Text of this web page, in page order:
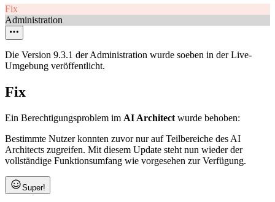
Fix
Administration
Die Version 9.3.1 der Administration wurde soeben in der Live-
Umgebung veröffentlicht.
Fix
Ein Berechtigungsproblem im AI Architect wurde behoben:
Bestimmte Nutzer konnten zuvor nur auf Teilbereiche des AI
Architects zugreifen. Mit diesem Update steht nun wieder der
vollständige Funktionsumfang wie vorgesehen zur Verfügung.
Super!